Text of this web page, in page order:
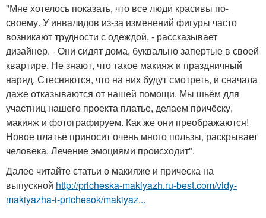
"Мне хотелось показать, что все люди красивы по-
своему. У инвалидов из-за изменений фигуры часто
возникают трудности с одеждой, - рассказывает
дизайнер. - Они сидят дома, буквально запертые в своей
квартире. Не знают, что такое макияж и праздничный
наряд. Стесняются, что на них будут смотреть, и сначала
даже отказываются от нашей помощи. Мы шьём для
участниц нашего проекта платье, делаем причёску,
макияж и фотографируем. Как же они преображаются!
Новое платье приносит очень много пользы, раскрывает
человека. Лечение эмоциями происходит".
Далее читайте статьи о макияже и прическа на
выпускной http://pricheska-makiyazh.ru-best.com/vidy-
makiyazha-i-prichesok/makiyaz...